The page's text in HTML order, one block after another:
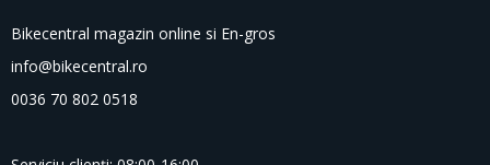
Bikecentral magazin online si En-gros
info@bikecentral.ro
0036 70 802 0518